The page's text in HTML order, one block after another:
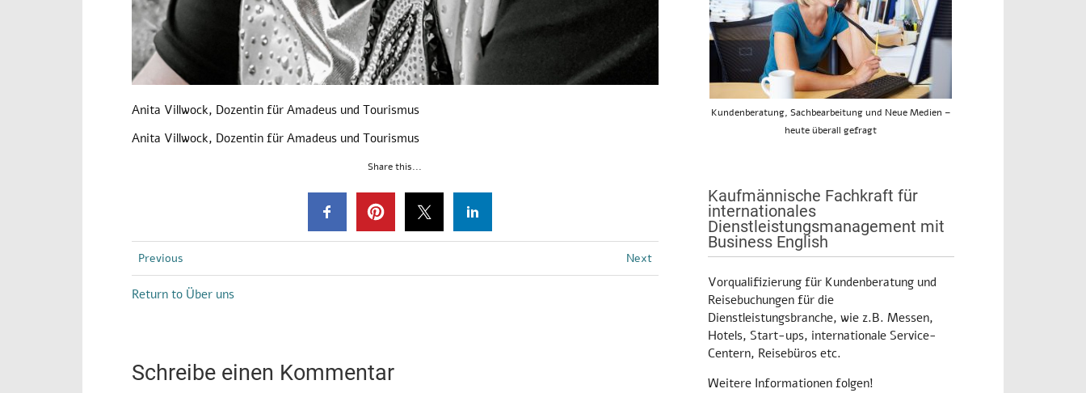
Anita Villwock, Dozentin für Amadeus und Tourismus
Anita Villwock, Dozentin für Amadeus und Tourismus
Share this...
Previous Next
Return to Über uns
Schreibe einen Kommentar
Kundenberatung, Sachbearbeitung und Neue Medien –
heute überall gefragt
Kaufmännische Fachkraft für
internationales
Dienstleistungsmanagement mit
Business English
Vorqualifizierung für Kundenberatung und
Reisebuchungen für die
Dienstleistungsbranche, wie z.B. Messen,
Hotels, Start-ups, internationale Service-
Centern, Reisebüros etc.
Weitere Informationen folgen!